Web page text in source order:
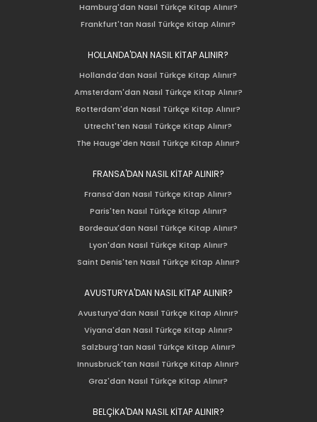
Hamburg'dan Nasıl Türkçe Kitap Alınır?
Frankfurt'tan Nasıl Türkçe Kitap Alınır?
HOLLANDA'DAN NASIL KİTAP ALINIR?
Hollanda'dan Nasıl Türkçe Kitap Alınır?
Amsterdam'dan Nasıl Türkçe Kitap Alınır?
Rotterdam'dan Nasıl Türkçe Kitap Alınır?
Utrecht'ten Nasıl Türkçe Kitap Alınır?
The Hauge'den Nasıl Türkçe Kitap Alınır?
FRANSA'DAN NASIL KİTAP ALINIR?
Fransa'dan Nasıl Türkçe Kitap Alınır?
Paris'ten Nasıl Türkçe Kitap Alınır?
Bordeaux'dan Nasıl Türkçe Kitap Alınır?
Lyon'dan Nasıl Türkçe Kitap Alınır?
Saint Denis'ten Nasıl Türkçe Kitap Alınır?
AVUSTURYA'DAN NASIL KİTAP ALINIR?
Avusturya'dan Nasıl Türkçe Kitap Alınır?
Viyana'dan Nasıl Türkçe Kitap Alınır?
Salzburg'tan Nasıl Türkçe Kitap Alınır?
Innusbruck'tan Nasıl Türkçe Kitap Alınır?
Graz'dan Nasıl Türkçe Kitap Alınır?
BELÇİKA'DAN NASIL KİTAP ALINIR?